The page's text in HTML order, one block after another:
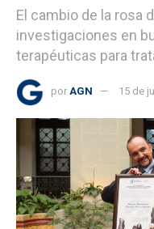
El cambio de la rosa
investigaciones en
terapéuticas para
por AGN 15 de